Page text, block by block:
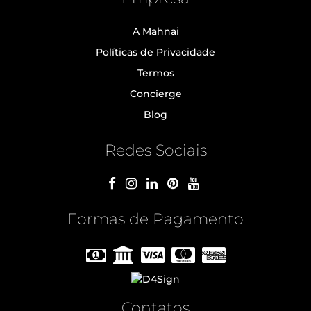
A Mahnai
Políticas de Privacidade
Termos
Concierge
Blog
Redes Sociais
Formas de Pagamento